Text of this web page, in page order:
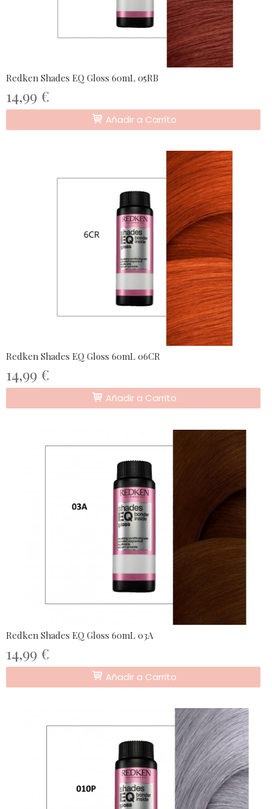
Redken Shades EQ Gloss 60mL 05RB
14,99 €
Añadir a Carrito
Redken Shades EQ Gloss 60mL 06CR
14,99 €
Añadir a Carrito
Redken Shades EQ Gloss 60mL 03A
14,99 €
Añadir a Carrito